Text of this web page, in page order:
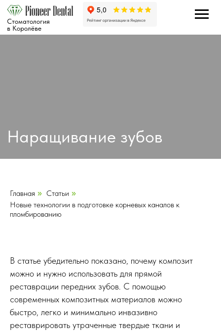
Стоматология
в Королёве
Главная » Статьи »
Новые технологии в подготовке корневых каналов к
пломбированию
В статье убедительно показано, почему композит
можно и нужно использовать для прямой
реставрации передних зубов. С помощью
современных композитных материалов можно
быстро, легко и минимально инвазивно
реставрировать утраченные твердые ткани и